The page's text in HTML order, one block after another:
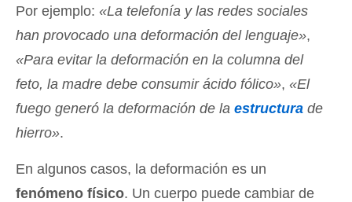
Por ejemplo: «La telefonía y las redes sociales
han provocado una deformación del lenguaje»,
«Para evitar la deformación en la columna del
feto, la madre debe consumir ácido fólico», «El
fuego generó la deformación de la estructura de
hierro».
En algunos casos, la deformación es un
fenómeno físico. Un cuerpo puede cambiar de